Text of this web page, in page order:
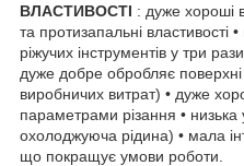
ВЛАСТИВОСТІ : дуже хороші
та протизапальні властивості
ріжучих інструментів у три
дуже добре обробляє
виробничих витрат) • дуже
параметрами різання • низька
охолоджуюча рідина) • мала
що покращує умови роботи.